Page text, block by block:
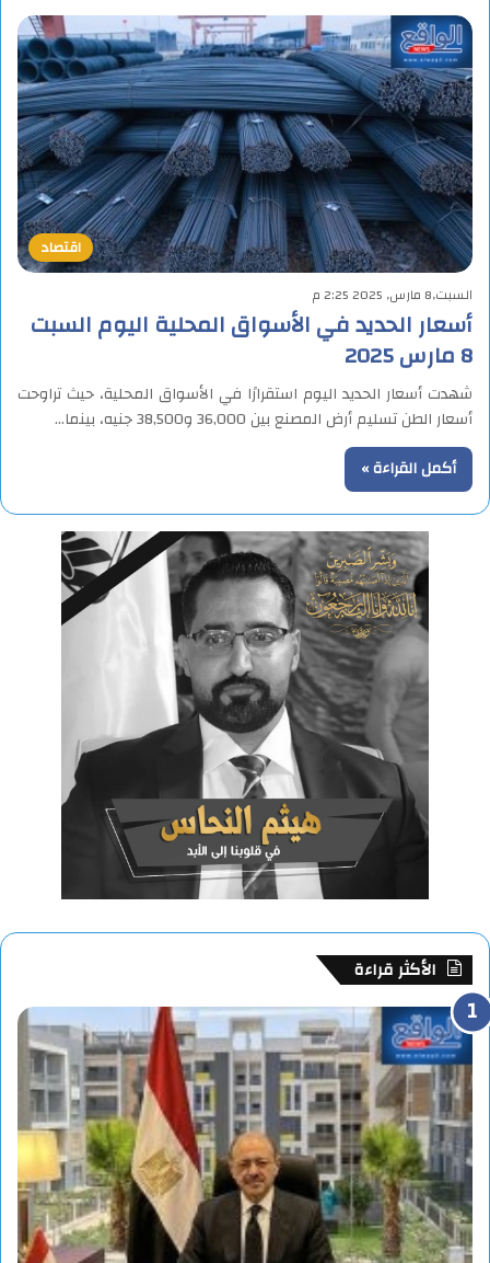
اقتصاد
السبت,8 مارس, 2025 2:25 م
أسعار الحديد في الأسواق المحلية اليوم السبت
8 مارس 2025
شهدت أسعار الحديد اليوم استقرارًا في الأسواق المحلية، حيث تراوحت
أسعار الطن تسليم أرض المصنع بين 36,000 و38,500 جنيه، بينما…
أكمل القراءة »
الأكثر قراءة